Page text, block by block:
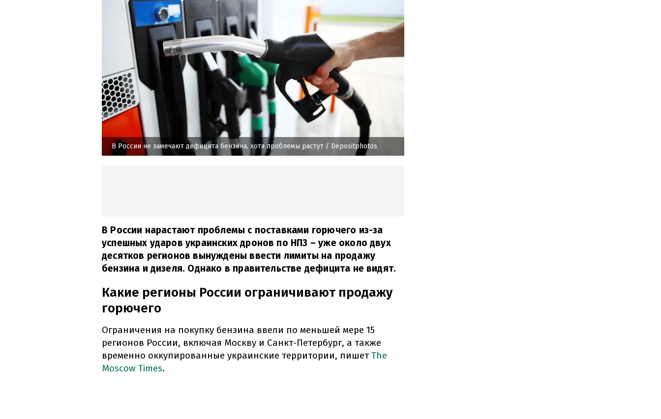
В России не замечают дефицита бензина, хотя проблемы растут / Depositphotos
В России нарастают проблемы с поставками горючего из-за
успешных ударов украинских дронов по НПЗ – уже около двух
десятков регионов вынуждены ввести лимиты на продажу
бензина и дизеля. Однако в правительстве дефицита не видят.
Какие регионы России ограничивают продажу
горючего
Ограничения на покупку бензина ввели по меньшей мере 15
регионов России, включая Москву и Санкт-Петербург, а также
временно оккупированные украинские территории, пишетThe
Moscow Times.